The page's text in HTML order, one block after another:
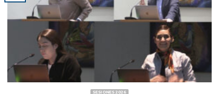
SESIONES 2026